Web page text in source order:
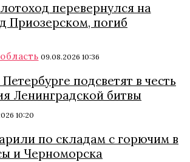
перевернулся на
Приозерском, погиб
09.08.2026 10:36
подсветят в честь
Ленинградской битвы
10:20
по складам с горючим в
и Черноморска